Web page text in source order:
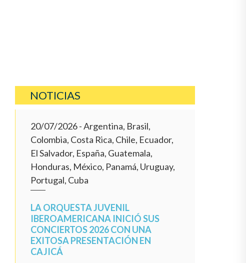
NOTICIAS
20/07/2026- Argentina, Brasil,
Colombia, Costa Rica, Chile, Ecuador,
El Salvador, España, Guatemala,
Honduras, México, Panamá, Uruguay,
Portugal, Cuba
LA ORQUESTA JUVENIL
IBEROAMERICANA INICIÓ SUS
CONCIERTOS 2026 CON UNA
EXITOSA PRESENTACIÓN EN
CAJICÁ